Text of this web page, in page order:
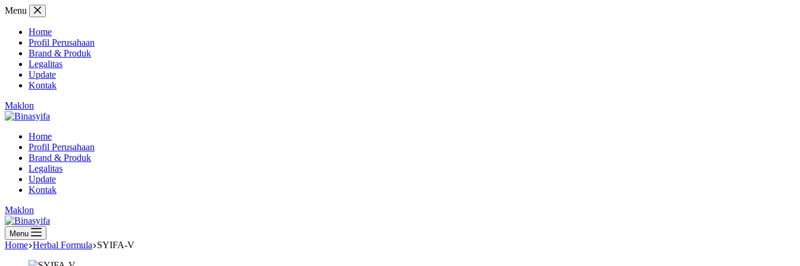
Skip
content
Menu
Home
Profil Perusahaan
Brand & Produk
Legalitas
Update
Kontak
Maklon
Home
Profil Perusahaan
Brand & Produk
Legalitas
Update
Kontak
Maklon
Menu
Home Herbal Formula SYIFA-V